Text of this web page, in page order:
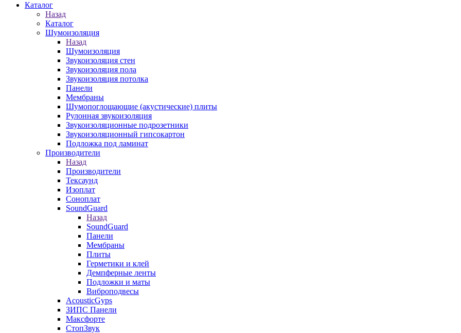
Каталог
Назад
Каталог
Шумоизоляция
Назад
Шумоизоляция
Звукоизоляция стен
Звукоизоляция пола
Звукоизоляция потолка
Панели
Мембраны
Шумопоглощающие (акустические) плиты
Рулонная звукоизоляция
Звукоизоляционные подрозетники
Звукоизоляционный гипсокартон
Подложка под ламинат
Производители
Назад
Производители
Тексаунд
Изоплат
Соноплат
SoundGuard
Назад
SoundGuard
Панели
Мембраны
Плиты
Герметики и клей
Демпферные ленты
Подложки и маты
Виброподвесы
AcousticGyps
ЗИПС Панели
Максфорте
СтопЗвук